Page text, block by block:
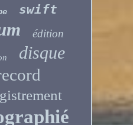
swift
édition
disque